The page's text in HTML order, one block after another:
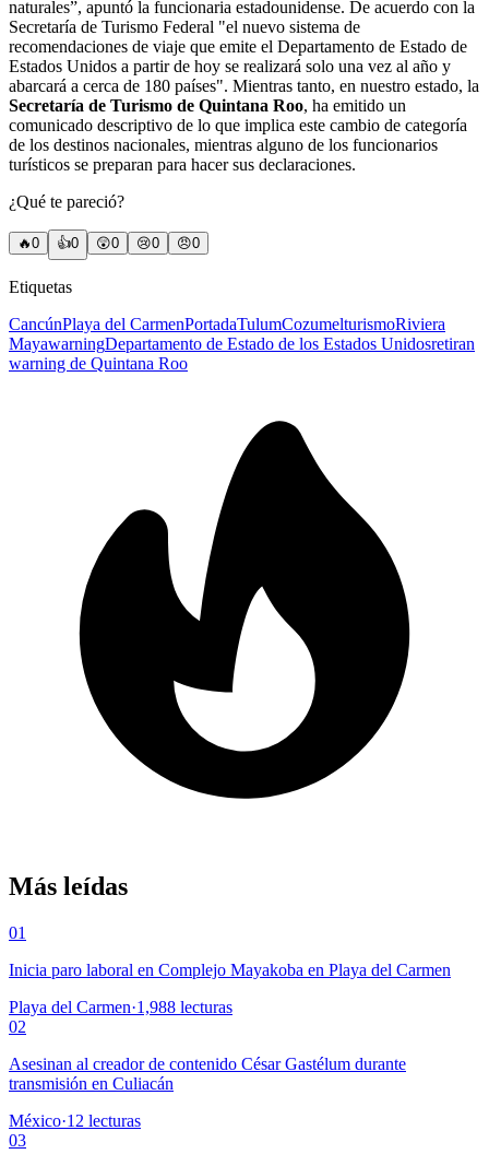
naturales”, apuntó la funcionaria estadounidense. De acuerdo con la
Secretaría de Turismo Federal "el nuevo sistema de
recomendaciones de viaje que emite el Departamento de Estado de
Estados Unidos a partir de hoy se realizará solo una vez al año y
abarcará a cerca de 180 países". Mientras tanto, en nuestro estado, la
Secretaría de Turismo de Quintana Roo, ha emitido un
comunicado descriptivo de lo que implica este cambio de categoría
de los destinos nacionales, mientras alguno de los funcionarios
turísticos se preparan para hacer sus declaraciones.
¿Qué te pareció?
🔥0 👍0 😲0 😢0 😠0
Etiquetas
CancúnPlaya del CarmenPortadaTulumCozumelturismoRiviera
MayawarningDepartamento de Estado de los Estados Unidosretiran
warning de Quintana Roo
Más leídas
01
Inicia paro laboral en Complejo Mayakoba en Playa del Carmen
Playa del Carmen·1,988 lecturas
02
Asesinan al creador de contenido César Gastélum durante
transmisión en Culiacán
México·12 lecturas
03